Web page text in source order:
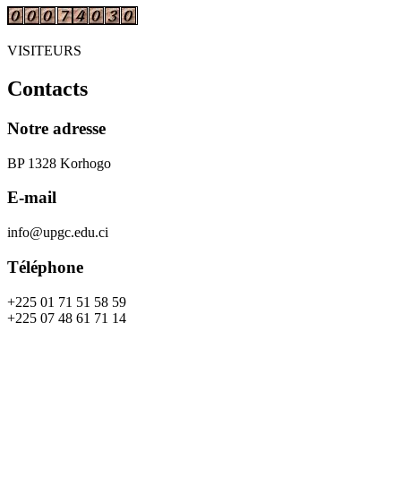
VISITEURS
Contacts
Notre adresse
BP 1328 Korhogo
E-mail
info@upgc.edu.ci
Téléphone
+225 01 71 51 58 59
+225 07 48 61 71 14